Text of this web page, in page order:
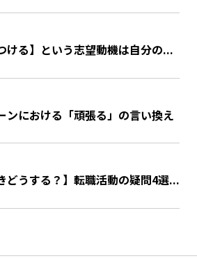
ける】という志望動機は自分の...
ンにおける「頑張る」の言い換え
どうする？】転職活動の疑問4選...